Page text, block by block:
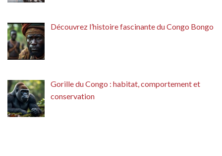
Découvrez l’histoire fascinante du Congo Bongo
Gorille du Congo : habitat, comportement et
conservation